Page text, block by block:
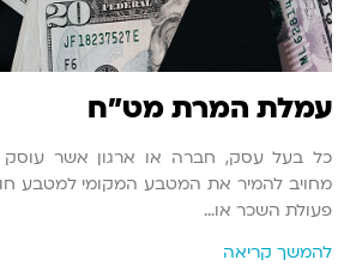
עמלת המרת מט"ח
כל בעל עסק, חברה או ארגון אשר עוסק
מחויב להמיר את המטבע המקומי למטבע
פעולת השכר או…
להמשך קריאה